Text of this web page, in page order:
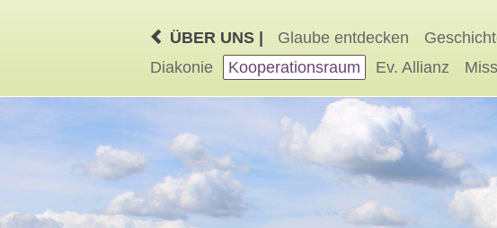
ÜBER UNS | Glaube entdecken
Diakonie
Kooperationsraum Ev. Allianz